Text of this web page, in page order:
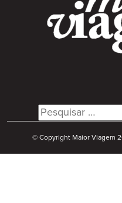
Search
for:
© Copyright Maior Viagem